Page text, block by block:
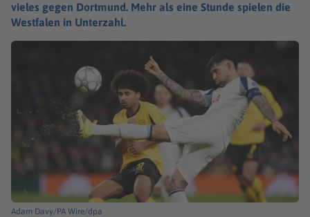
vieles gegen Dortmund. Mehr als eine Stunde spielen die
Westfalen in Unterzahl.
Adam Davy/PA Wire/dpa